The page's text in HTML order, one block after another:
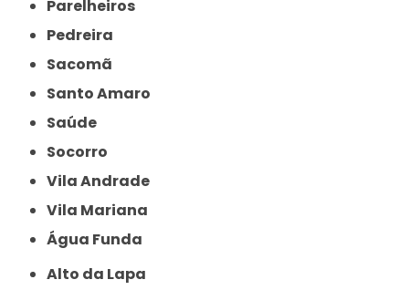
Parelheiros
Pedreira
Sacomã
Santo Amaro
Saúde
Socorro
Vila Andrade
Vila Mariana
Água Funda
Alto da Lapa